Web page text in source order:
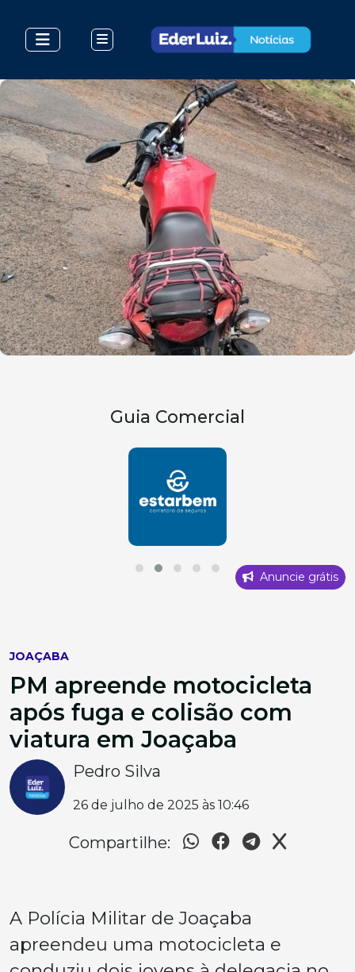
Guia Comercial
Anuncie grátis
JOAÇABA
PM apreende motocicleta
após fuga e colisão com
viatura em Joaçaba
Pedro Silva
26 de julho de 2025 às 10:46
Compartilhe:
A Polícia Militar de Joaçaba
apreendeu uma motocicleta e